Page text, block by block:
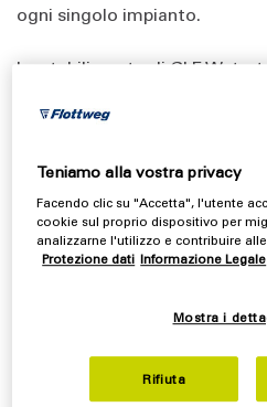
ogni singolo impianto.
Lo stabilimento di GLE
capacità nominale di 40
Nel 2007 l'impianto è stato
produce più di 130 MMgy di
stata commissionata nel
circa 110 MMgy, e ora opera
Huron, nel Sud Dakota. Oggi
Aberdeen produce circa 50
produce 40 MMgy di
Teniamo alla vostra privacy
Facendo clic su "Accetta", l'utente
cookie sul proprio dispositivo per
analizzarne l'utilizzo e contribuire
Protezione dati Informazione Legale
Mostra i
Rifiuta